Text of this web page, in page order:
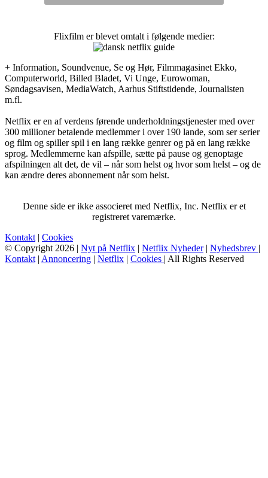
Flixfilm er blevet omtalt i følgende medier:
+ Information, Soundvenue, Se og Hør, Filmmagasinet Ekko,
Computerworld, Billed Bladet, Vi Unge, Eurowoman,
Søndagsavisen, MediaWatch, Aarhus Stiftstidende, Journalisten
m.fl.
Netflix er en af verdens førende underholdningstjenester med over
300 millioner betalende medlemmer i over 190 lande, som ser serier
og film og spiller spil i en lang række genrer og på en lang række
sprog. Medlemmerne kan afspille, sætte på pause og genoptage
afspilningen alt det, de vil – når som helst og hvor som helst – og de
kan ændre deres abonnement når som helst.
Denne side er ikke associeret med Netflix, Inc. Netflix er et
registreret varemærke.
Kontakt | Cookies
© Copyright 2026 | Nyt på Netflix | Netflix Nyheder| Nyhedsbrev |
Kontakt | Annoncering | Netflix | Cookies | All Rights Reserved